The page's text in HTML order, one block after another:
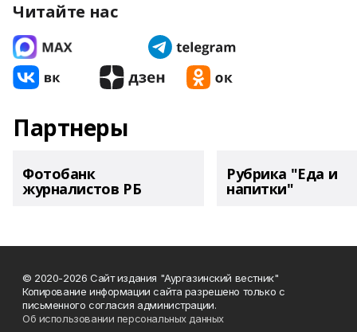
Читайте нас
Партнеры
Фотобанк
журналистов РБ
Рубрика "Еда и
напитки"
© 2020-2026 Сайт издания "Аургазинский вестник"
Копирование информации сайта разрешено только с
письменного согласия администрации.
Об использовании персональных данных